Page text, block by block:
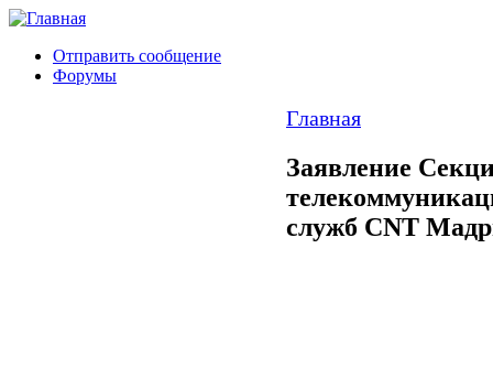
Отправить сообщение
Форумы
Главная
Заявление
служб CNT